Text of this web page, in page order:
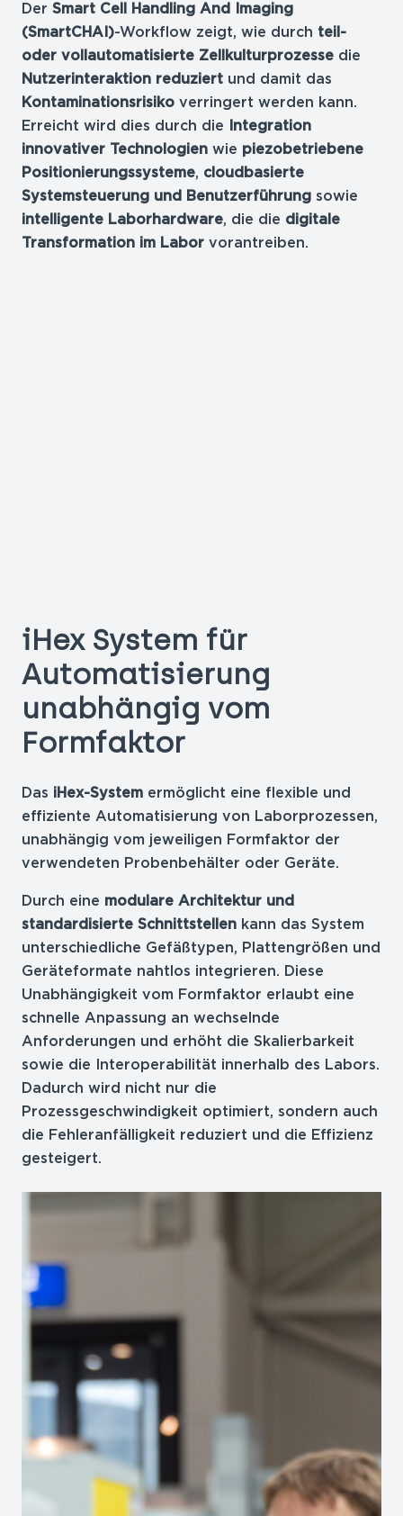
Der Smart Cell Handling And Imaging
(SmartCHAI)-Workflow zeigt, wie durch teil-
oder vollautomatisierte Zellkulturprozesse die
Nutzerinteraktion reduziert und damit das
Kontaminationsrisiko verringert werden kann.
Erreicht wird dies durch die
Integration
innovativer Technologien wie piezobetriebene
Positionierungssysteme, cloudbasierte
Systemsteuerung und Benutzerführung sowie
intelligente Laborhardware, die die digitale
Transformation im Labor vorantreiben.
iHex System für
Automatisierung
unabhängig vom
Formfaktor
Das iHex-System ermöglicht eine flexible und
effiziente Automatisierung von Laborprozessen,
unabhängig vom jeweiligen Formfaktor der
verwendeten Probenbehälter oder Geräte.
Durch eine modulare Architektur und
standardisierte Schnittstellen kann das System
unterschiedliche Gefäßtypen, Plattengrößen und
Geräteformate nahtlos integrieren. Diese
Unabhängigkeit vom Formfaktor erlaubt eine
schnelle Anpassung an wechselnde
Anforderungen und erhöht die Skalierbarkeit
sowie die Interoperabilität innerhalb des Labors.
Dadurch wird nicht nur die
Prozessgeschwindigkeit optimiert, sondern auch
die Fehleranfälligkeit reduziert und die Effizienz
gesteigert.